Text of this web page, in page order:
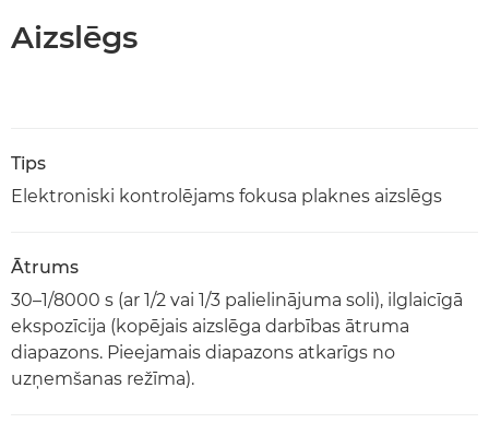
Aizslēgs
Tips
Elektroniski kontrolējams fokusa plaknes aizslēgs
Ātrums
30–1/8000 s (ar 1/2 vai 1/3 palielinājuma soli), ilglaicīgā
ekspozīcija (kopējais aizslēga darbības ātruma
diapazons. Pieejamais diapazons atkarīgs no
uzņemšanas režīma).